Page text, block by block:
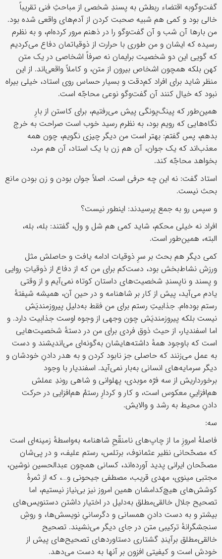
گفت‌وگوبه اقتضاء ربطش به پسندِ شخصی از مباحثِ فنی تقریباً
خالی بود و کمی هم شبیه صحبت کردن از آدم‌های واقعی شده‌ بود.
من بارها آن شب و آن گفت‌وگو را در ذهنم مرور کرده‌ام، و به نظرم
رسیده که ایشان و من طوری با حرارت از ذوقیاتمان دفاع می‌کردیم
که گویی این دو شخصیت برایمان نه صرفاً اشخاصی در یک متن
کهن بلکه همچون اشخاص بیرون از متن، و کاملاً واقعی‌اند. از این
منظر شاید برای افراد کم‌دقت و بسیار حساس روی استاد، خیلی بیراه
نبود که خیال کنند آن گفت‌وگو نوعی محاجّه است.
همین‌طور که پینگ‌پونگی پیش می‌رفتیم، برای کاستن از بارِ
نگاه‌هایی که رویم بود، به نظرم رسید خوب است صراحت به خرج
بدهم، پس گفتم: بهتر است من دیگر چیزی نگویم، چون همه
معذب‌اند که یک جوان، آن هم زن با یک استاد، آن هم مرد،
بخواهد محاجّه کند.
استاد گفت: نه این چه حرفی است. اصلاً جوان بودن و زن بودن مانع
بحث نیست.
و سپس رو به جمع پرسیدند: اینطور نیست؟
افراد نه خیلی محکم، شاید کمی هم شل و ول، گفتند: بله، بله،
البته، همین‌طور است.
کمی دیگر هم بحث بر سرِ ذوقیات ادامه یافت و حاصلش مثل
ورزش نشاط‌بخش بود، دست‌کم برای من که از دفاع از ذوقیاتِ روایی
و پسند و ناپسندِ شخصیت‌های داستان کوتاه نمی‌آیم و از وقتی
یادم می‌آید، پیش از کار بر شاهنامه و در حین آن، همیشه شیفتهٔ
رستم بوده‌ام. جذابیتِ رستم برای من فقط به‌دلیل پیروزمندیَش
نیست بلکه پیروزمندیَش چون وجهی از وجوه اوست جذابیت دارد. و
اما اسفندیار، از حیث ذوق فردی برای من در دستهٔ شخصیت‌هایی
است که باوجود همهٔ داشته‌هایشان به‌گونه‌ای می‌اندیشند و دست
به عمل می‌زنند که حاصلی جز نابود کردن و به هدر دادنِ خودشان و
دیگر سرمایه‌های انسانی به‌بار نمی‌آید. اسفندیار با وجود
برخورداریش از سه فرّه موبدی، پهلوانی و شاهی روندِ عملش
هم‌افزاییِ معکوس است، و کار و کردارِ رستمْ هم‌افزایی در حرکت
دادنِ محیط به رشد و والایش.
سه:
فاصلهٔ امروزِ ما از چاپ‌های نامنقّحِ شاهنامه به‌واسطهٔ زمینه‌ای است
که مصحّحانی نظیر عثمانوف، برتلس، رستم علیف، و در پی‌شان
مصحّحان ایرانی پدید آورده‌اند، کسانی همچون عبدالحسین نوشین،
مجتبی مینوی، مهدی قریب، مصطفی جیحونی و…، که از ثمرهٔ
کوشش‌های هیچ‌کدامشان همین امروز نیز بی‌نیاز نیستیم، اما
تصحیح جلال خالقی‌مطلق به‌دلیل در اختیار داشتن دستنویس‌های
بیشتر و به دست دادنِ همسانی ‌و دگرسانیِ‌ نویسش‌ها، و روشِ
سنجشگرانهٔ ترکیبی متن در جای دیگر می‌نشیند. تصحیح
خالقی‌مطلق برآیندِ گشتاری دستاوردهای تصحیح‌های پیش از
خودش است و کیفیتی افزون‌ بر آنها به دست می‌دهد.